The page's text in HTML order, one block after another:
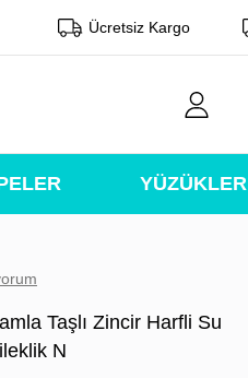
Ücretsiz Kargo
YÜZÜKLER
Taşlı Zincir Harfli Su
N